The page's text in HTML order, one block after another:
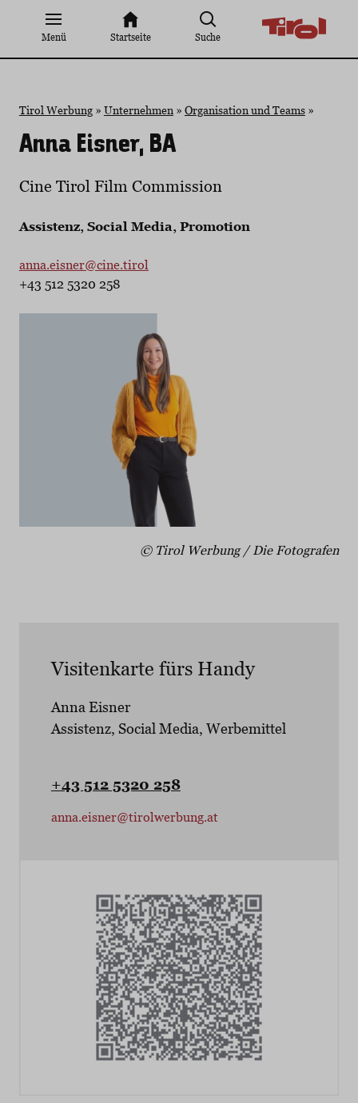
springenMenü Startseite Suche
Tirol Werbung» Unternehmen » Organisation und Teams»
Anna Eisner, BA
Cine Tirol Film Commission
Assistenz, Social Media, Promotion
anna.eisner@cine.tirol
+43 512 5320 258
© Tirol Werbung / Die Fotografen
Visitenkarte fürs Handy
Anna Eisner
Assistenz, Social Media, Werbemittel
+43 512 5320 258
anna.eisner@tirolwerbung.at